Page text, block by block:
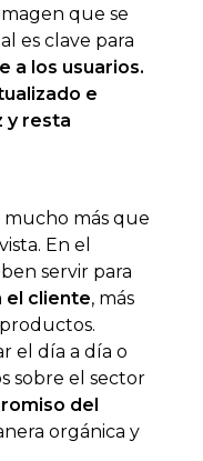
que se
es clave para
a los usuarios.
e
y resta
más que
En el
servir para
el cliente, más
el día a día o
sobre el sector
del
orgánica y